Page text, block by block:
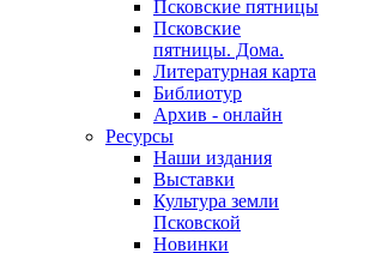
Псковские пятницы
Псковские
пятницы. Дома.
Литературная карта
Библиотур
Архив - онлайн
Ресурсы
Наши издания
Выставки
Культура земли
Псковской
Новинки